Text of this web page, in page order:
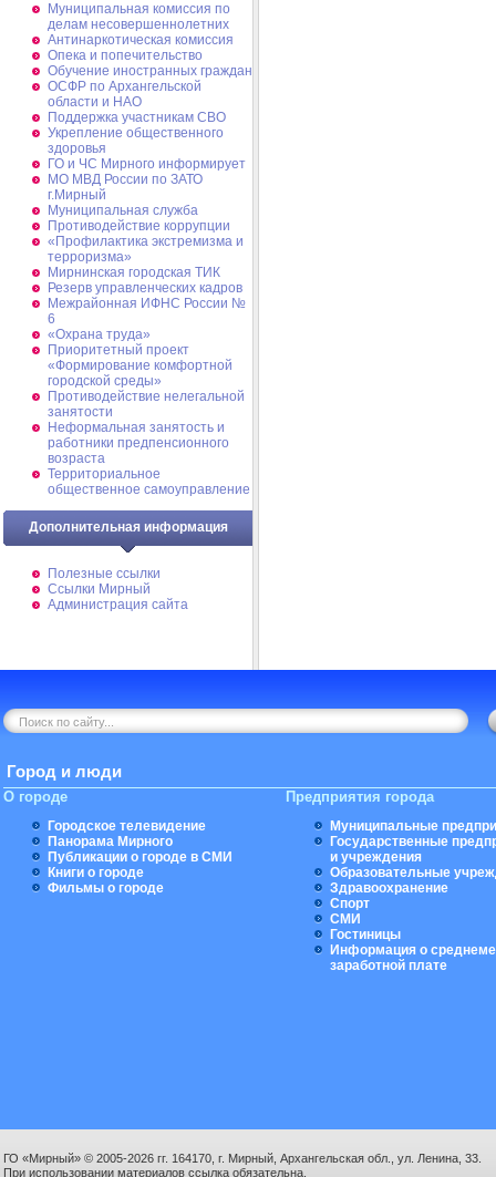
Муниципальная комиссия по
делам несовершеннолетних
Антинаркотическая комиссия
Опека и попечительство
Обучение иностранных граждан
ОСФР по Архангельской
области и НАО
Поддержка участникам СВО
Укрепление общественного
здоровья
ГО и ЧС Мирного информирует
МО МВД России по ЗАТО
г.Мирный
Муниципальная cлужба
Противодействие коррупции
«Профилактика экстремизма и
терроризма»
Мирнинская городская ТИК
Резерв управленческих кадров
Межрайонная ИФНС России №
6
«Охрана труда»
Приоритетный проект
«Формирование комфортной
городской среды»
Противодействие нелегальной
занятости
Неформальная занятость и
работники предпенсионного
возраста
Территориальное
общественное самоуправление
Дополнительная информация
Полезные ссылки
Ссылки Мирный
Администрация сайта
Город и люди
О городе
Городское телевидение
Панорама Мирного
Публикации о городе в СМИ
Книги о городе
Фильмы о городе
Предприятия города
Муниципальные
Государственные
и учреждения
Образовательные
Здравоохранение
Спорт
СМИ
Гостиницы
Информация о
заработной плате
ГО «Мирный» © 2005-2026 гг. 164170, г. Мирный, Архангельская обл., ул. Ленина, 33.
При использовании материалов ссылка обязательна.